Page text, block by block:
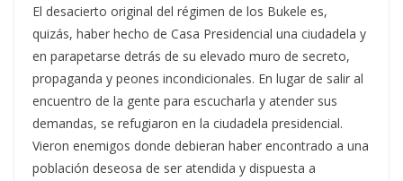
El desacierto original del régimen de los Bukele es,
quizás, haber hecho de Casa Presidencial una ciudadela y
en parapetarse detrás de su elevado muro de secreto,
propaganda y peones incondicionales. En lugar de salir al
encuentro de la gente para escucharla y atender sus
demandas, se refugiaron en la ciudadela presidencial.
Vieron enemigos donde debieran haber encontrado a una
población deseosa de ser atendida y dispuesta a